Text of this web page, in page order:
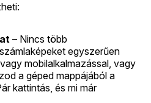
– Nincs több
egyszerűen
mobilalkalmazással, vagy
a géped mappájából a
kattintás, és mi már